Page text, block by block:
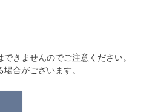
きませんのでご注意ください。
合がございます。